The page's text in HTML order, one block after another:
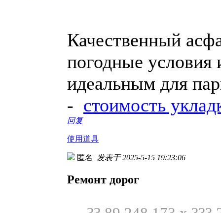
Качественный
погодные условия
идеальным для
- стоимость
回复
使用道具
匿名 发表于 2025-5-15 19:23:06
Ремонт дорог